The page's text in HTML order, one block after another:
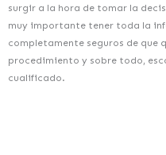
surgir a la hora de tomar la
muy importante tener toda la
completamente seguros de que
procedimiento y sobre todo,
cualificado.